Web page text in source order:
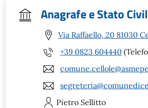
Anagrafe e Stato
Via Raffaello, 20 81030
+39 0823 604440
Pietro Sellitto